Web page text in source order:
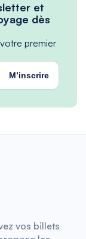
et
dès
premier
M’inscrire
vos billets